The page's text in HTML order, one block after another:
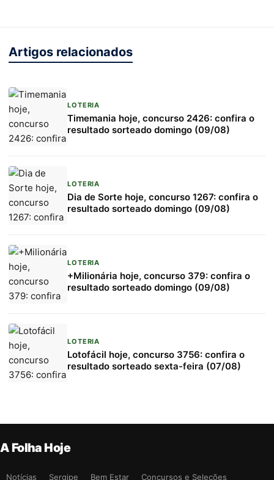
Artigos relacionados
LOTERIA
Timemania hoje, concurso 2426: confira o
resultado sorteado domingo (09/08)
LOTERIA
Dia de Sorte hoje, concurso 1267: confira o
resultado sorteado domingo (09/08)
LOTERIA
+Milionária hoje, concurso 379: confira o
resultado sorteado domingo (09/08)
LOTERIA
Lotofácil hoje, concurso 3756: confira o
resultado sorteado sexta-feira (07/08)
A Folha Hoje
Notícias Sergipe Bem Estar Concursos e Seleções